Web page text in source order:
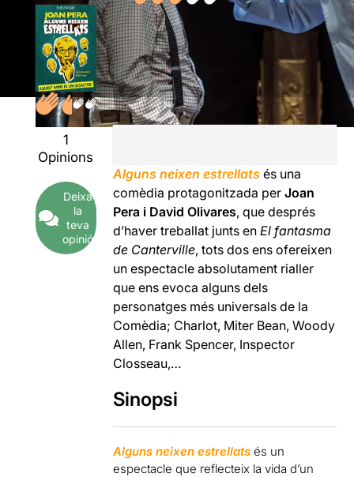
1
Opinions
Deixa
la
teva
opinió
Alguns neixen estrellats és una
comèdia protagonitzada perJoan
Pera i David Olivares, que després
d’haver treballat junts enEl fantasma
de Canterville, tots dos ens ofereixen
un espectacle absolutament rialler
que ens evoca alguns dels
personatges més universals de la
Comèdia; Charlot, Miter Bean, Woody
Allen, Frank Spencer, Inspector
Closseau,…
Sinopsi
Alguns neixen estrellats és un
espectacle que reflecteix la vida d’un